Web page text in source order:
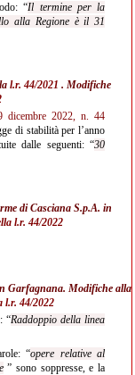
“Il termine per la
alla Regione è il 31
l.r. 44/2021 . Modifiche
dicembre 2022, n. 44
di stabilità per l’anno
dalle seguenti: “30
di Casciana S.p.A. in
l.r. 44/2022
Garfagnana. Modifiche alla
l.r. 44/2022
“Raddoppio della linea
“opere relative al
” sono soppresse, e la